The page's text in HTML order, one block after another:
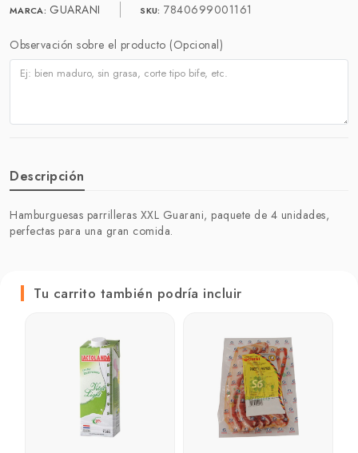
MARCA: GUARANI SKU: 7840699001161
Observación sobre el producto (Opcional)
Descripción
Hamburguesas parrilleras XXL Guarani, paquete de 4 unidades,
perfectas para una gran comida.
Tu carrito también podría incluir